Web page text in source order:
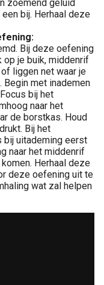
zoemend geluid
bij. Herhaal deze
Bij deze oefening
op je buik, middenrif
liggen net waar je
met inademen
bij het
naar het
de borstkas. Houd
Bij het
bij uitademing eerst
naar het middenrif
Herhaal deze
deze oefening uit te
wat zal helpen